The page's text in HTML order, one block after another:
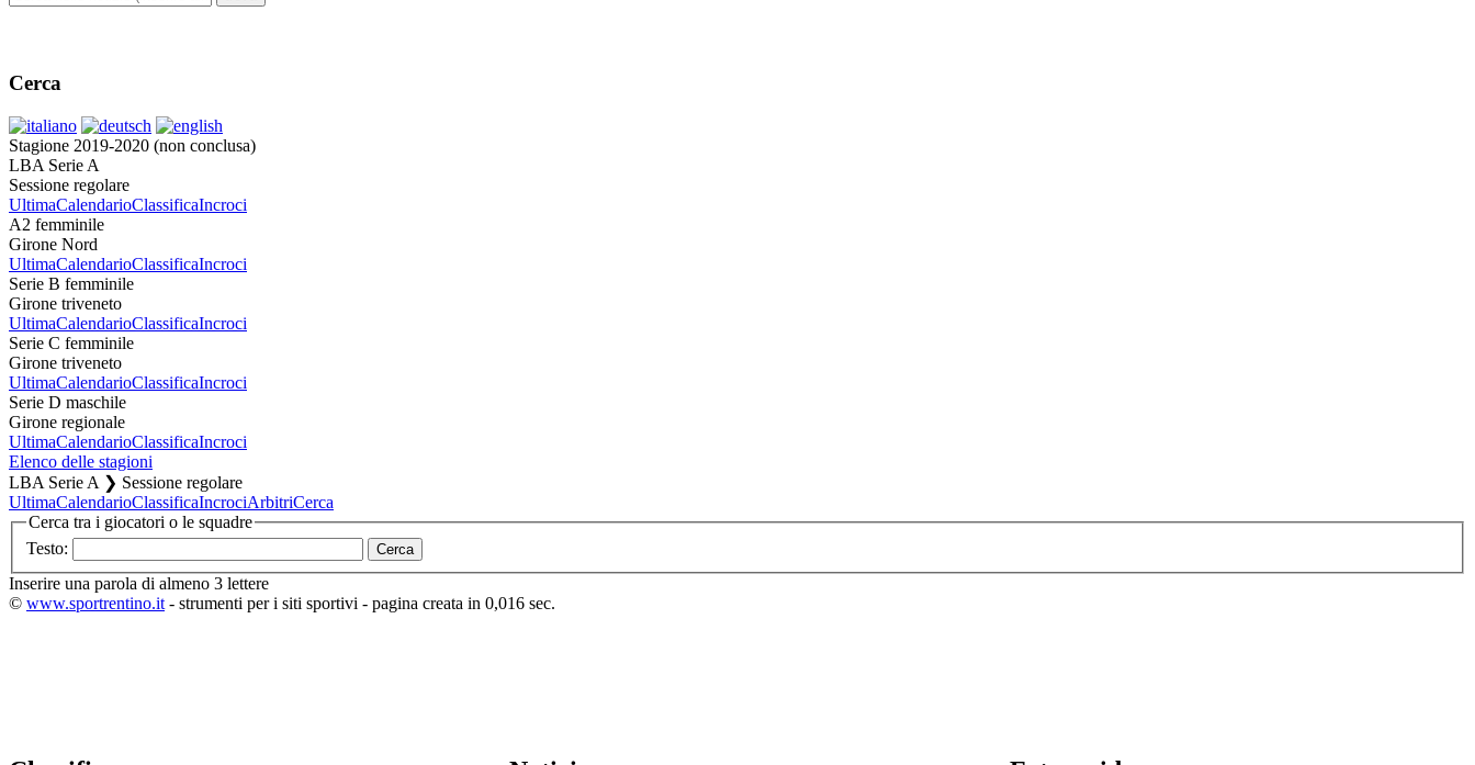
Cerca
Stagione 2019-2020 (non conclusa)
LBA Serie A
Sessione regolare
UltimaCalendarioClassificaIncroci
A2 femminile
Girone Nord
UltimaCalendarioClassificaIncroci
Serie B femminile
Girone triveneto
UltimaCalendarioClassificaIncroci
Serie C femminile
Girone triveneto
UltimaCalendarioClassificaIncroci
Serie D maschile
Girone regionale
UltimaCalendarioClassificaIncroci
Elenco delle stagioni
LBA Serie A ❯ Sessione regolare
UltimaCalendarioClassificaIncrociArbitriCerca
Cerca tra i giocatori o le squadre
Testo:
Inserire una parola di almeno 3 lettere
© www.sportrentino.it - strumenti per i siti sportivi - pagina creata in 0,016 sec.